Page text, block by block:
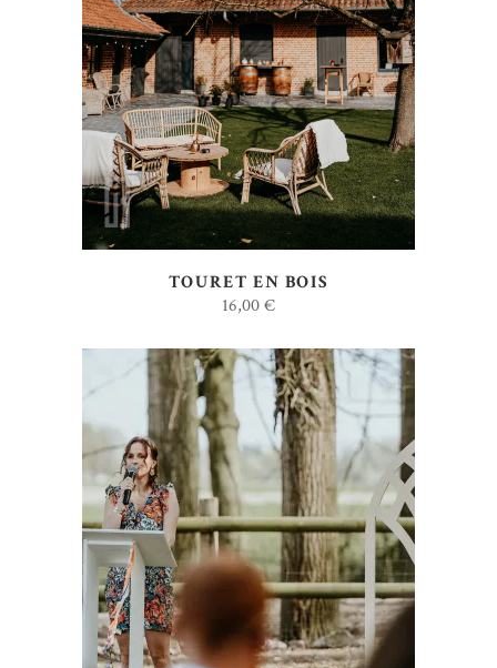
AJOUTER AU DEVIS
TOURET EN BOIS
16,00€
AJOUTER AU DEVIS